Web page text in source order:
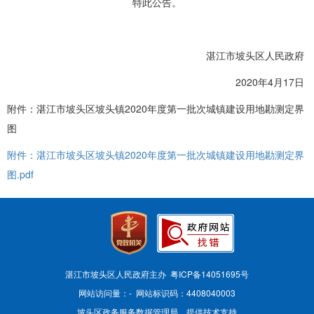
湛江市坡头区人民政府
2020年4月17日
附件：湛江市坡头区坡头镇2020年度第一批次城镇建设用地勘测定界
图
附件：湛江市坡头区坡头镇2020年度第一批次城镇建设用地勘测定界
图.pdf
湛江市坡头区人民政府主办 粤ICP备14051695号
网站访问量： - 网站标识码：4408040003